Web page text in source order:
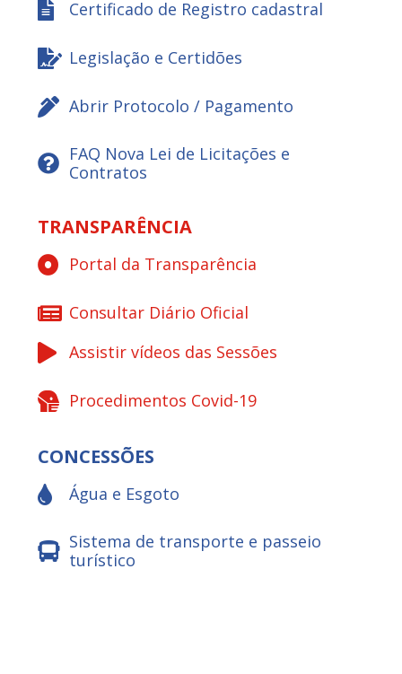
Certificado de Registro cadastral
Legislação e Certidões
Abrir Protocolo / Pagamento
FAQ Nova Lei de Licitações e
Contratos
TRANSPARÊNCIA
Portal da Transparência
Consultar Diário Oficial
Assistir vídeos das Sessões
Procedimentos Covid-19
CONCESSÕES
Água e Esgoto
Sistema de transporte e passeio
turístico